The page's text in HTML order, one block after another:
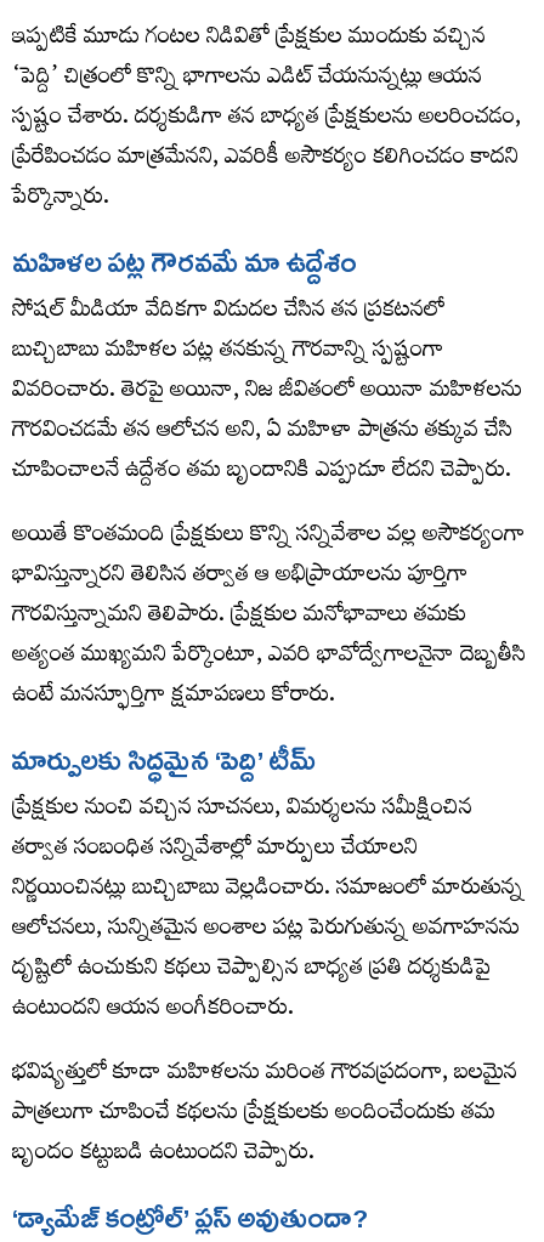
ఇప్పటికే మూడు గంటల నిడివితో ప్రేక్షకుల ముందుకు వచ్చిన
‘పెద్ది’ చిత్రంలో కొన్ని భాగాలను ఎడిట్ చేయనున్నట్లు ఆయన
స్పష్టం చేశారు. దర్శకుడిగా తన బాధ్యత ప్రేక్షకులను అలరించడం,
ప్రేరేపించడం మాత్రమేనని, ఎవరికీ అసౌకర్యం కలిగించడం కాదని
పేర్కొన్నారు.
మహిళల పట్ల గౌరవమే మా ఉద్దేశం
సోషల్ మీడియా వేదికగా విడుదల చేసిన తన ప్రకటనలో
బుచ్చిబాబు మహిళల పట్ల తనకున్న గౌరవాన్ని స్పష్టంగా
వివరించారు. తెరపై అయినా, నిజ జీవితంలో అయినా మహిళలను
గౌరవించడమే తన ఆలోచన అని, ఏ మహిళా పాత్రను తక్కువ చేసి
చూపించాలనే ఉద్దేశం తమ బృందానికి ఎప్పుడూ లేదని చెప్పారు.
అయితే కొంతమంది ప్రేక్షకులు కొన్ని సన్నివేశాల వల్ల అసౌకర్యంగా
భావిస్తున్నారని తెలిసిన తర్వాత ఆ అభిప్రాయాలను పూర్తిగా
గౌరవిస్తున్నామని తెలిపారు. ప్రేక్షకుల మనోభావాలు తమకు
అత్యంత ముఖ్యమని పేర్కొంటూ, ఎవరి భావోద్వేగాలనైనా దెబ్బతీసి
ఉంటే మనస్ఫూర్తిగా క్షమాపణలు కోరారు.
మార్పులకు సిద్ధమైన ‘పెద్ది’ టీమ్
ప్రేక్షకుల నుంచి వచ్చిన సూచనలు, విమర్శలను సమీక్షించిన
తర్వాత సంబంధిత సన్నివేశాల్లో మార్పులు చేయాలని
నిర్ణయించినట్లు బుచ్చిబాబు వెల్లడించారు. సమాజంలో మారుతున్న
ఆలోచనలు, సున్నితమైన అంశాల పట్ల పెరుగుతున్న అవగాహనను
దృష్టిలో ఉంచుకుని కథలు చెప్పాల్సిన బాధ్యత ప్రతి దర్శకుడిపై
ఉంటుందని ఆయన అంగీకరించారు.
భవిష్యత్తులో కూడా మహిళలను మరింత గౌరవప్రదంగా, బలమైన
పాత్రలుగా చూపించే కథలను ప్రేక్షకులకు అందించేందుకు తమ
బృందం కట్టుబడి ఉంటుందని చెప్పారు.
‘డ్యామేజ్ కంట్రోల్’ ప్లస్ అవుతుందా?